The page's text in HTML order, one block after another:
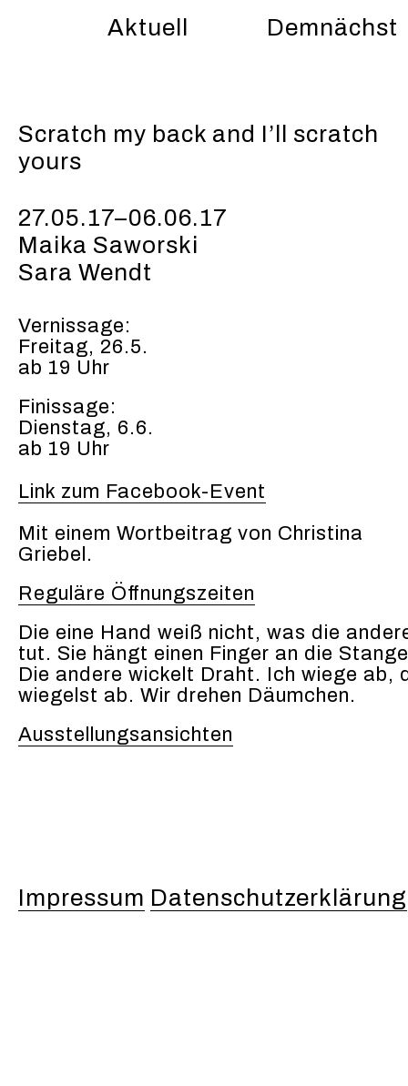
Aktuell Demnächst
Scratch my back and I’ll scratch
yours
27.05.17–06.06.17
Maika Saworski
Sara Wendt
Vernissage:
Freitag, 26.5.
ab 19 Uhr
Finissage:
Dienstag, 6.6.
ab 19 Uhr
Link zum Facebook-Event
Mit einem Wort­beitrag von Christi­na
Griebel.
Reg­uläre Öff­nungszeit­en
Die eine Hand weiß nicht, was die
tut. Sie hängt einen Fin­ger an die
Die andere wick­elt Draht. Ich wiege ab,
wiegelst ab. Wir drehen Däum­chen.
Ausstel­lungsan­sicht­en
Impressum Datenschutzerklärung